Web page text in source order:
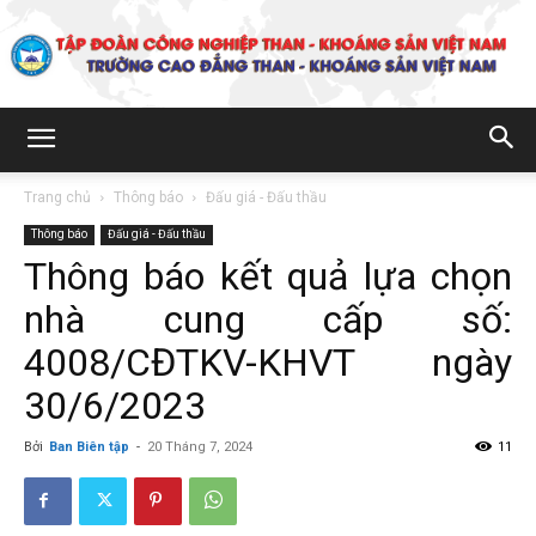
Trường
đẳng
Than
Trang chủ Thông báo Đấu giá - Đấu thầu
Thông báo Đấu giá - Đấu thầu
Thông báo kết quả lựa chọn
nhà cung cấp số:
4008/CĐTKV-KHVT ngày
30/6/2023
Bởi Ban Biên tập - 20 Tháng 7, 2024 11